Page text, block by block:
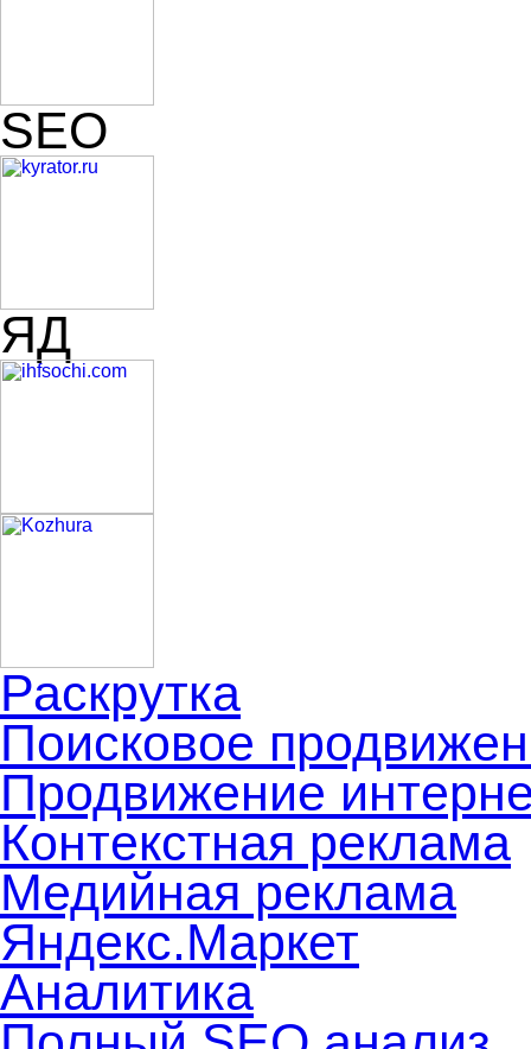
SEO
ЯД
Раскрутка
Поисковое
Продвижение
Контекстная реклама
Медийная реклама
Яндекс.Маркет
Аналитика